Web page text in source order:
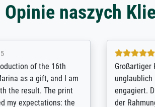
Opinie naszych
strives to
and provides
how to obtain the best
requested by the
support. -
excellent
from the